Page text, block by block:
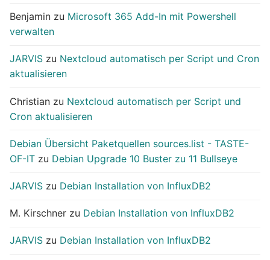
Benjamin zu Microsoft 365 Add-In mit Powershell
verwalten
JARVIS zu Nextcloud automatisch per Script und Cron
aktualisieren
Christian zu Nextcloud automatisch per Script und
Cron aktualisieren
Debian Übersicht Paketquellen sources.list - TASTE-
OF-IT zu Debian Upgrade 10 Buster zu 11 Bullseye
JARVIS zu Debian Installation von InfluxDB2
M. Kirschner zu Debian Installation von InfluxDB2
JARVIS zu Debian Installation von InfluxDB2